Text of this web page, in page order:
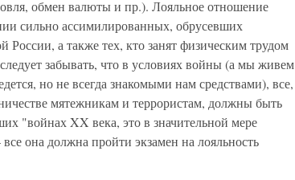
обмен валюты и пр.). Лояльное отношение
сильно ассимилированных, обрусевших
России, а также тех, кто занят физическим трудом
забывать, что в условиях войны (а мы живем
но не всегда знакомыми нам средствами), все,
мятежникам и террористам, должны быть
"войнах XX века, это в значительной мере
она должна пройти экзамен на лояльность